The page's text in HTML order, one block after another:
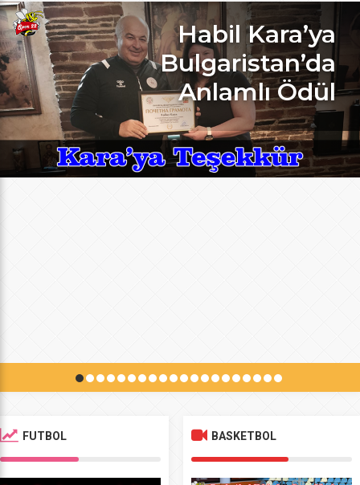
rekoru kırıldı. REKOR KATILIMA
REKORLU AÇILIŞ Edirne Okullar
Arası Genç Kızlar A Kategorisi
Voleybol İl Şampiyonluğu maçlarına
bu yıl 8 grupta toplam […]
Habil Kara’ya
Bulgaristan’da
Anlamlı Ödül
FUTBOL BASKETBOL